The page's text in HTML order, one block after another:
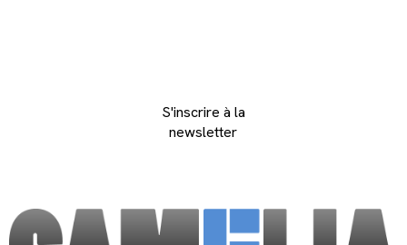
S'inscrire à la
newsletter